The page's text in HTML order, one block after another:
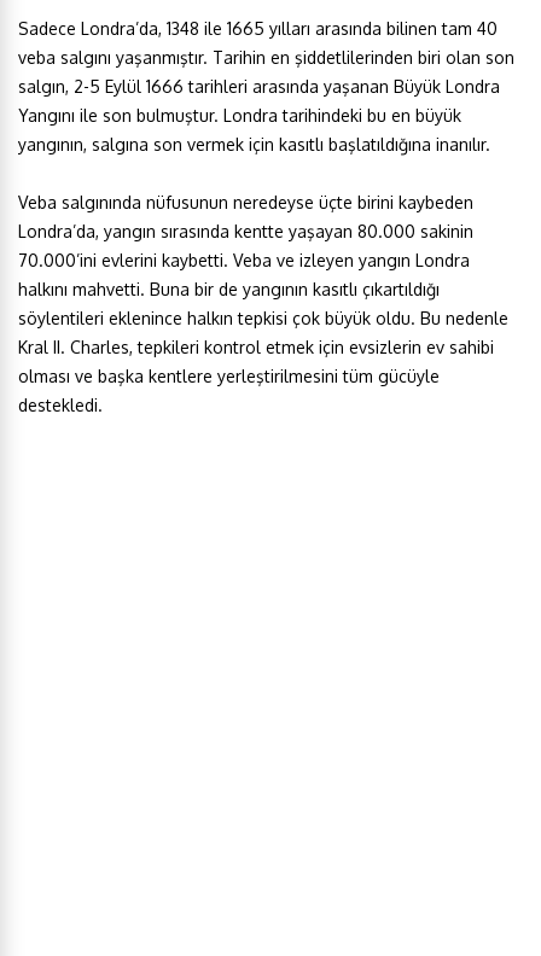
Sadece Londra’da, 1348 ile 1665 yılları arasında bilinen tam 40
veba salgını yaşanmıştır. Tarihin en şiddetlilerinden biri olan son
salgın, 2-5 Eylül 1666 tarihleri arasında yaşanan Büyük Londra
Yangını ile son bulmuştur. Londra tarihindeki bu en büyük
yangının, salgına son vermek için kasıtlı başlatıldığına inanılır.
Veba salgınında nüfusunun neredeyse üçte birini kaybeden
Londra’da, yangın sırasında kentte yaşayan 80.000 sakinin
70.000’ini evlerini kaybetti. Veba ve izleyen yangın Londra
halkını mahvetti. Buna bir de yangının kasıtlı çıkartıldığı
söylentileri eklenince halkın tepkisi çok büyük oldu. Bu nedenle
Kral II. Charles, tepkileri kontrol etmek için evsizlerin ev sahibi
olması ve başka kentlere yerleştirilmesini tüm gücüyle
destekledi.